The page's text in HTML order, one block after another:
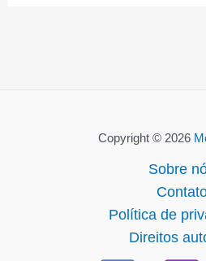
Copyright © 2026
Sobre
Política de
Direitos